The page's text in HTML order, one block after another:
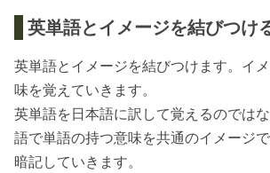
英単語とイメージを結びつけ
英単語とイメージを結びつけます。イ
味を覚えていきます。
英単語を日本語に訳して覚えるのでは
語で単語の持つ意味を共通のイメージ
暗記していきます。